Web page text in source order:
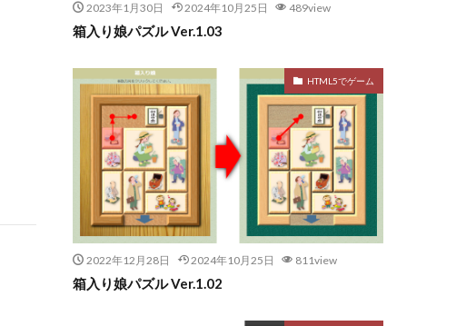
2023年1月30日 2024年10月25日 489view
箱入り娘パズル Ver.1.03
HTML5でゲーム
2022年12月28日 2024年10月25日 811view
箱入り娘パズル Ver.1.02